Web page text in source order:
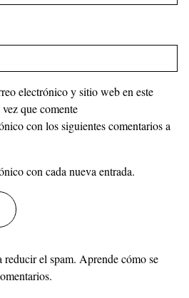
electrónico y sitio web en este
que comente
con los siguientes comentarios a
con cada nueva entrada.
reducir el spam. Aprende cómo se